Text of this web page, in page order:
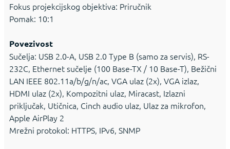
Fokus projekcijskog objektiva: Priručnik
Pomak: 10:1
Povezivost
Sučelja: USB 2.0-A, USB 2.0 Type B (samo za servis), RS-
232C, Ethernet sučelje (100 Base-TX / 10 Base-T), Bežični
LAN IEEE 802.11a/b/g/n/ac, VGA ulaz (2x), VGA izlaz,
HDMI ulaz (2x), Kompozitni ulaz, Miracast, Izlazni
priključak, Utičnica, Cinch audio ulaz, Ulaz za mikrofon,
Apple AirPlay 2
Mrežni protokol: HTTPS, IPv6, SNMP